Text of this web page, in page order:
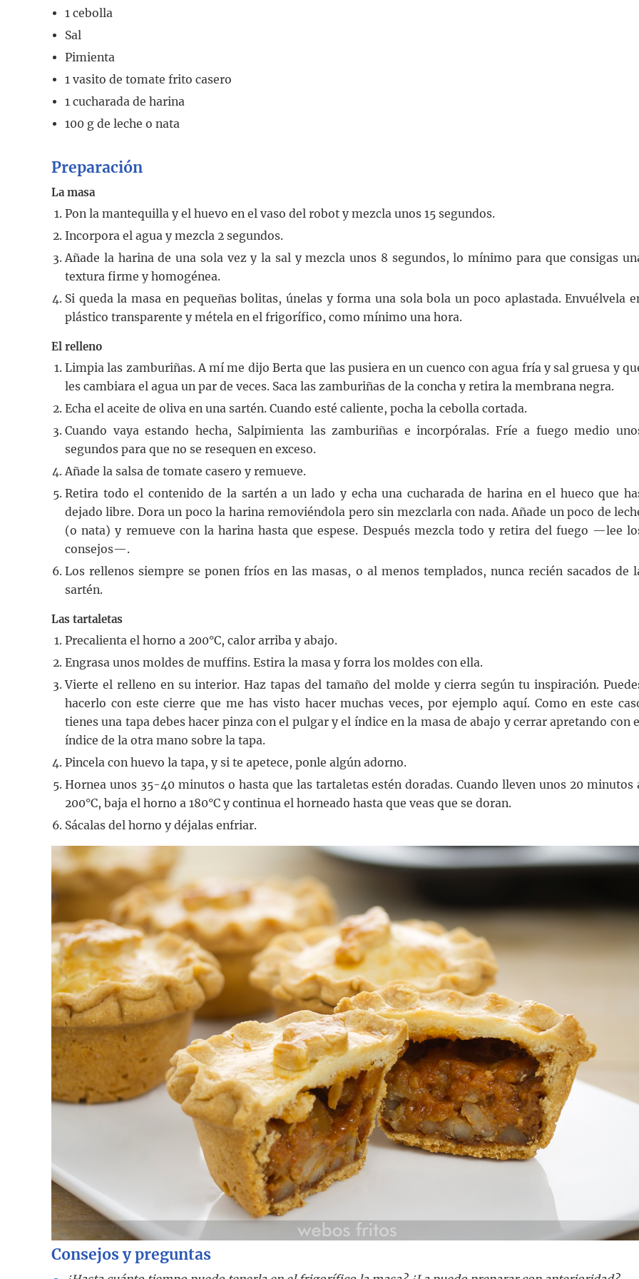
1 cebolla
Sal
Pimienta
1 vasito de tomate frito casero
1 cucharada de harina
100 g de leche o nata
Preparación
La masa
Pon la mantequilla y el huevo en el vaso del robot y mezcla unos 15 segundos.
Incorpora el agua y mezcla 2 segundos.
Añade la harina de una sola vez y la sal y mezcla unos 8 segundos, lo mínimo para que consigas
textura firme y homogénea.
Si queda la masa en pequeñas bolitas, únelas y forma una sola bola un poco aplastada. Envuélvela
plástico transparente y métela en el frigorífico, como mínimo una hora.
El relleno
Limpia las zamburiñas. A mí me dijo Berta que las pusiera en un cuenco con agua fría y sal gruesa y
les cambiara el agua un par de veces. Saca las zamburiñas de la concha y retira la membrana negra.
Echa el aceite de oliva en una sartén. Cuando esté caliente, pocha la cebolla cortada.
Cuando vaya estando hecha, Salpimienta las zamburiñas e incorpóralas. Fríe a fuego medio
segundos para que no se resequen en exceso.
Añade la salsa de tomate casero y remueve.
Retira todo el contenido de la sartén a un lado y echa una cucharada de harina en el hueco que
dejado libre. Dora un poco la harina removiéndola pero sin mezclarla con nada. Añade un poco de
(o nata) y remueve con la harina hasta que espese. Después mezcla todo y retira del fuego —lee
consejos—.
Los rellenos siempre se ponen fríos en las masas, o al menos templados, nunca recién sacados de
sartén.
Las tartaletas
Precalienta el horno a 200°C, calor arriba y abajo.
Engrasa unos moldes de muffins. Estira la masa y forra los moldes con ella.
Vierte el relleno en su interior. Haz tapas del tamaño del molde y cierra según tu inspiración.
hacerlo con este cierre que me has visto hacer muchas veces, por ejemplo aquí. Como en este
tienes una tapa debes hacer pinza con el pulgar y el índice en la masa de abajo y cerrar apretando con
índice de la otra mano sobre la tapa.
Pincela con huevo la tapa, y si te apetece, ponle algún adorno.
Hornea unos 35-40 minutos o hasta que las tartaletas estén doradas. Cuando lleven unos 20 minutos
200°C, baja el horno a 180°C y continua el horneado hasta que veas que se doran.
Sácalas del horno y déjalas enfriar.
Consejos y preguntas